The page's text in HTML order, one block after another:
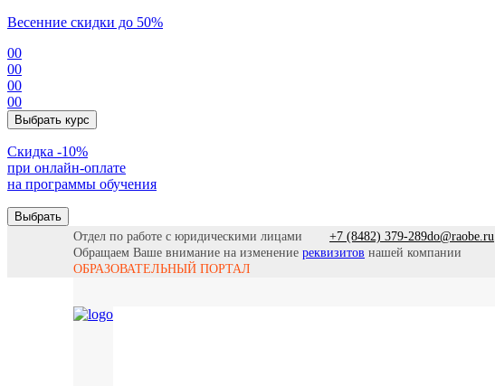
Весенние скидки до 50%
00
00
00
00
Выбрать курс
Cкидка -10%
при онлайн-оплате
на программы обучения
Выбрать
Отдел по работе с юридическими лицами
+7 (8482) 379-289do@raobe.ru
Обращаем Ваше внимание на изменениереквизитов нашей компании
ОБРАЗОВАТЕЛЬНЫЙ ПОРТАЛ